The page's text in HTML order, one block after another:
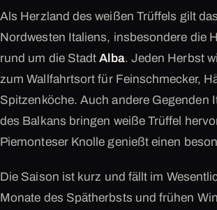
Als Herzland des weißen Trüffels gilt das
Nordwesten Italiens, insbesondere die
rund um die StadtAlba. Jeden Herbst
zum Wallfahrtsort für Feinschmecker,
Spitzenköche. Auch andere Gegenden
des Balkans bringen weiße Trüffel
Piemonteser Knolle genießt einen
Die Saison ist kurz und fällt im
Monate des Spätherbsts und frühen